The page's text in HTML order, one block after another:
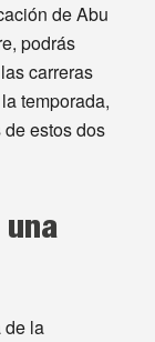
de Abu
podrás
carreras
temporada,
estos dos
una
de la